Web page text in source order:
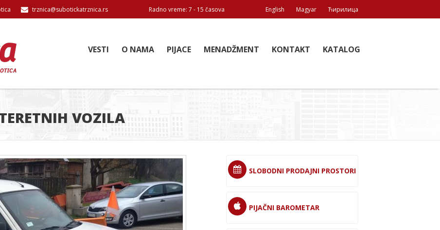
trznica@subotickatrznica.rs Radno vreme: 7 - 15 časova English Magyar Ћирилица
VESTI O NAMA PIJACE MENADŽMENT KONTAKT KATALOG
VOZILA
SLOBODNI PRODAJNI PROSTORI
PIJAČNI BAROMETAR